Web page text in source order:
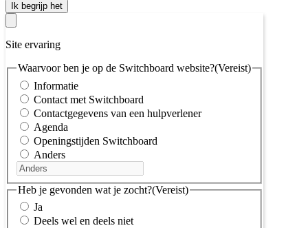
Ik begrijp het
Site ervaring
Waarvoor ben je op de Switchboard website?(Vereist)
Informatie
Contact met Switchboard
Contactgegevens van een hulpverlener
Agenda
Openingstijden Switchboard
Anders
Heb je gevonden wat je zocht?(Vereist)
Ja
Deels wel en deels niet